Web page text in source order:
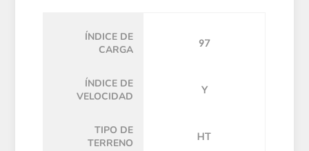
ÍNDICE DE
CARGA
97
ÍNDICE DE
VELOCIDAD
Y
TIPO DE
TERRENO
HT